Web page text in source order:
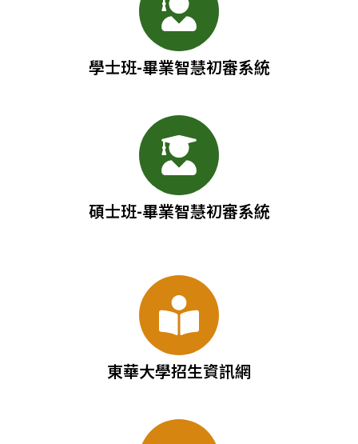
學士班-畢業智慧初審系統
碩士班-畢業智慧初審系統
東華大學招生資訊網